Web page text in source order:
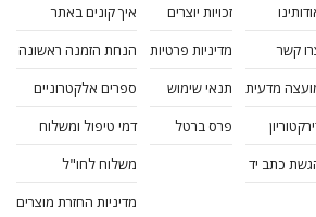
קשר
מדעית
כתב יד
זכויות יוצרים
מדיניות פרטיות
תנאי שימוש
פרס ברטל
איך קונים באתר
הנחת הזמנה ראשונה
ספרים אלקטרוניים
דמי טיפול ומשלוח
משלוח לחו"ל
מדיניות החזרת מוצרים